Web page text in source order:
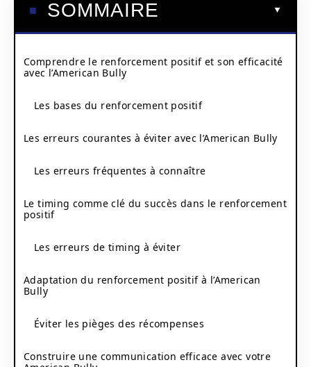
SOMMAIRE
Comprendre le renforcement positif et son efficacité
avec l’American Bully
Les bases du renforcement positif
Les erreurs courantes à éviter avec l’American Bully
Les erreurs fréquentes à connaître
Le timing comme clé du succès dans le renforcement
positif
Les erreurs de timing à éviter
Adaptation du renforcement positif à l’American
Bully
Éviter les pièges des récompenses
Construire une communication efficace avec votre